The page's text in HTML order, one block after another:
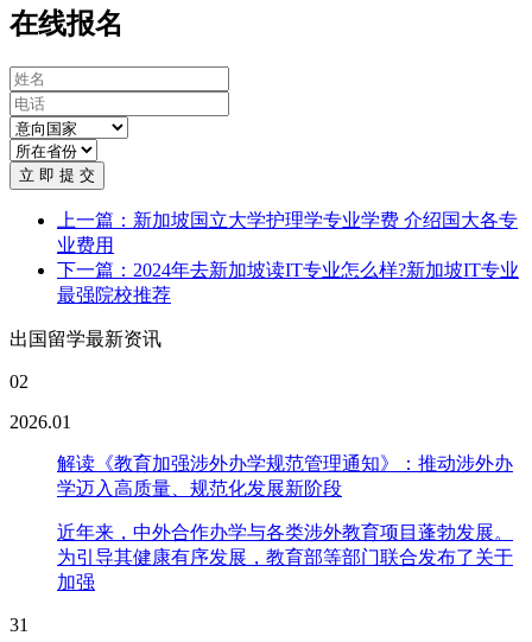
在线报名
立 即 提 交
上一篇：新加坡国立大学护理学专业学费 介绍国大各专
业费用
下一篇：2024年去新加坡读IT专业怎么样?新加坡IT专业
最强院校推荐
出国留学最新资讯
02
2026.01
解读《教育加强涉外办学规范管理通知》：推动涉外办
学迈入高质量、规范化发展新阶段
近年来，中外合作办学与各类涉外教育项目蓬勃发展。
为引导其健康有序发展，教育部等部门联合发布了关于
加强
31